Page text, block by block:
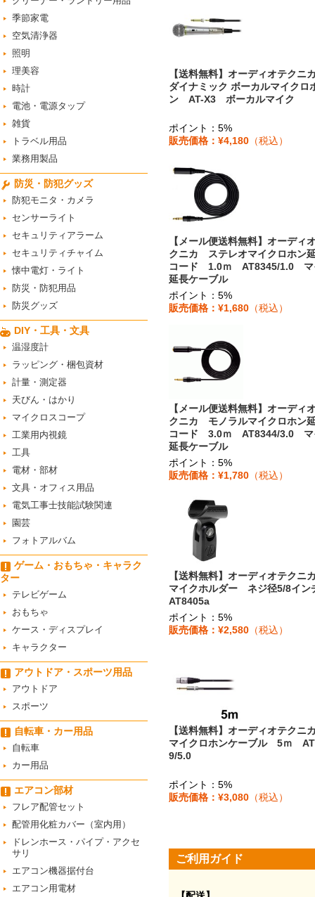
【送料無料】オーディオテク
ダイナミック ボーカルマイクロ
ン AT-X3 ボーカルマイク
ポイント：5%
販売価格：¥4,180 （税込）
【メール便送料無料】オーディ
クニカ ステレオマイクロホン
コード 1.0ｍ AT8345/1.0 マ
延長ケーブル
ポイント：5%
販売価格：¥1,680 （税込）
【メール便送料無料】オーディ
クニカ モノラルマイクロホン
コード 3.0ｍ AT8344/3.0 マ
延長ケーブル
ポイント：5%
販売価格：¥1,780 （税込）
【送料無料】オーディオテク
マイクホルダー ネジ径5/8イ
AT8405a
ポイント：5%
販売価格：¥2,580 （税込）
【送料無料】オーディオテク
マイクロホンケーブル 5ｍ
9/5.0
ポイント：5%
販売価格：¥3,080 （税込）
ご利用ガイド
季節家電
空気清浄器
照明
理美容
時計
電池・電源タップ
雑貨
トラベル用品
業務用製品
防災・防犯グッズ
防犯モニタ・カメラ
センサーライト
セキュリティアラーム
セキュリティチャイム
懐中電灯・ライト
防災・防犯用品
防災グッズ
DIY・工具・文具
温湿度計
ラッピング・梱包資材
計量・測定器
天びん・はかり
マイクロスコープ
工業用内視鏡
工具
電材・部材
文具・オフィス用品
電気工事士技能試験関連
園芸
フォトアルバム
ゲーム・おもちゃ・キャラク
ター
テレビゲーム
おもちゃ
ケース・ディスプレイ
キャラクター
アウトドア・スポーツ用品
アウトドア
スポーツ
自転車・カー用品
自転車
カー用品
エアコン部材
フレア配管セット
配管用化粧カバー（室内用）
ドレンホース・パイプ・アクセ
サリ
エアコン機器据付台
エアコン用電材